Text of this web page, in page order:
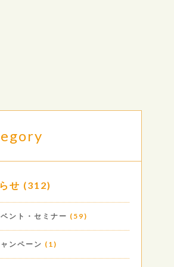
せ (312)
ント・セミナー (59)
ンペーン (1)